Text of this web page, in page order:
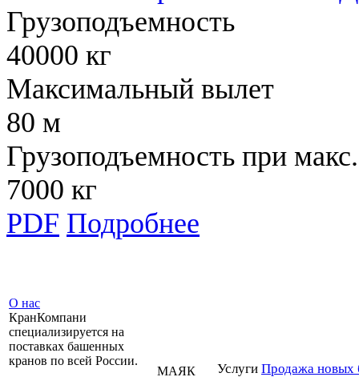
Грузоподъемность
40000 кг
Максимальный вылет
80 м
Грузоподъемность при
7000 кг
PDF Подробнее
О нас
КранКомпани
специализируется на
поставках башенных
кранов по всей России.
МАЯК Услуги Продажа новых